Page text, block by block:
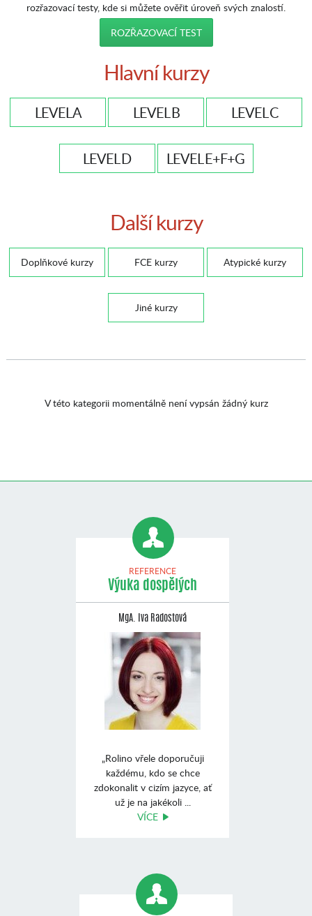
rozřazovací testy, kde si můžete ověřit úroveň svých znalostí.
ROZŘAZOVACÍ TEST
Hlavní kurzy
LEVEL A LEVEL B LEVEL C
LEVEL D LEVEL E+F+G
Další kurzy
Doplňkové kurzy FCE kurzy Atypické kurzy
Jiné kurzy
V této kategorii momentálně není vypsán žádný kurz
REFERENCE
Výuka dospělých
MgA. Iva Radostová
„Rolino vřele doporučuji
každému, kdo se chce
zdokonalit v cizím jazyce, ať
už je na jakékoli ...
VÍCE